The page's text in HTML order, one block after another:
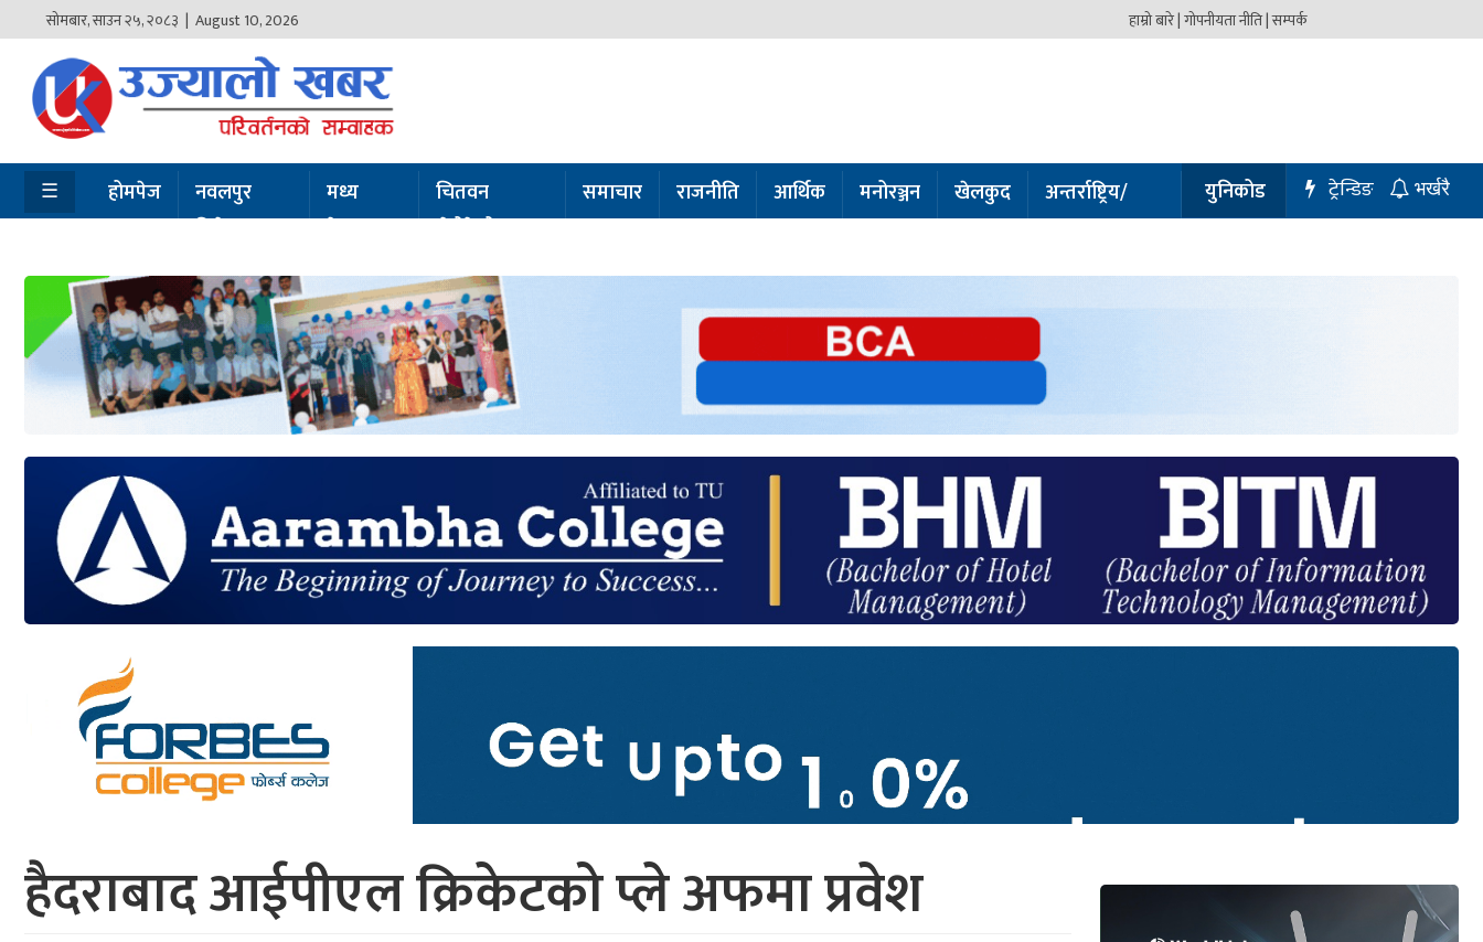
हाम्रो बारे |गोपनीयता नीति |सम्पर्क
सोमबार,साउन२५,२०८३ | August 10, 2026
होमपेज
नवलपुर
विशेष
चितवन
सेरोफेरो
राजनीति
आर्थिक
मनोरञ्जन
युनिकोड
☰ होमपेज
नवलपुर
विशेष
मध्य
नेपाल
चितवन
सेरोफेरो
समाचार राजनीति आर्थिक मनोरञ्जन खेलकुद
अन्तर्राष्ट्रिय/
प्रबास
युनिकोड भर्खरै
ट्रेन्डिङ
हैदराबाद आईपीएल क्रिकेटको प्ले अफमा प्रवेश